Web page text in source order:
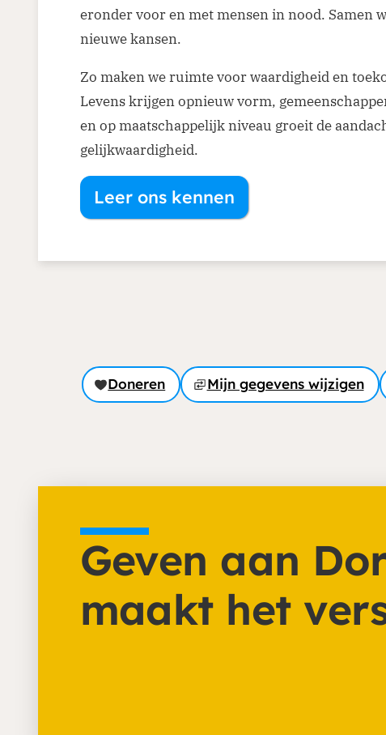
eronder voor en met mensen in nood. Samen
nieuwe kansen.
Zo maken we ruimte voor waardigheid en
Levens krijgen opnieuw vorm,
en op maatschappelijk niveau groeit de
gelijkwaardigheid.
Leer ons kennen
Doneren Mijn gegevens wijzigen
Geven aan
maakt het